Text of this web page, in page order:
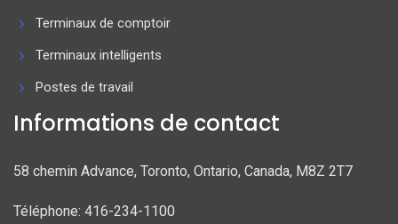
Terminaux de comptoir
Terminaux intelligents
Postes de travail
Informations de contact
58 chemin Advance, Toronto, Ontario, Canada, M8Z 2T7
Téléphone: 416-234-1100